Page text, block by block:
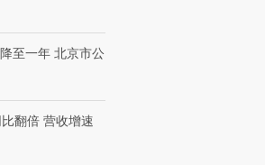
寻找100种
式·第三对
CFO：不靠规模取胜，华
住三大增长引擎是什么？
至一年 北京市公
翻倍 营收增速